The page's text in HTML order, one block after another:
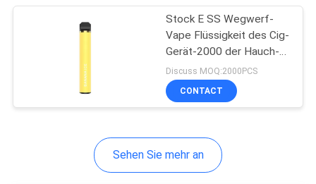
Hülsen-System-
Ausrüstungen
Cigalike-Diffusor
Stock E SS Wegwerf-
Vape Flüssigkeit des Cig-
Gerät-2000 der Hauch-
7.0ml E
Discuss MOQ:2000PCS
CONTACT
Sehen Sie mehr an